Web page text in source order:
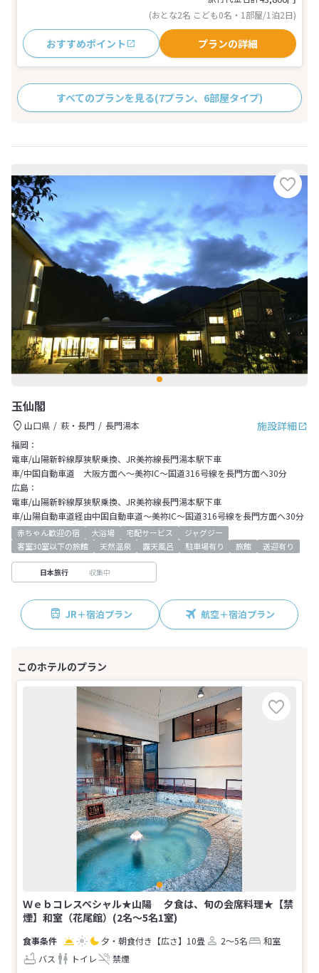
(おとな2名 こども0名・1部屋/1泊2日)
おすすめポイント プランの詳細
すべてのプランを見る(7プラン、6部屋タイプ)
玉仙閣
施設詳細
山口県 萩・長門
長門湯本
福岡：
電車/山陽新幹線厚狭駅乗換、JR美祢線長門湯本駅下車
車/中国自動車道 大阪方面へ～美祢IC～国道316号線を長門方面へ30分
広島：
電車/山陽新幹線厚狭駅乗換、JR美祢線長門湯本駅下車
車/山陽自動車道経由中国自動車道～美祢IC～国道316号線を長門方面へ30分
赤ちゃん歓迎の宿 大浴場 宅配サービス
ジャグジー
客室30室以下の旅館
天然温泉 露天風呂 駐車場有り 旅館 送迎有り
日本旅行 収集中
JR＋宿泊プラン 航空＋宿泊プラン
Ｗｅｂコレスペシャル★山陽 夕食は、旬の会席料理★【禁
煙】和室（花尾館）(2名～5名1室)
夕・朝食付き 【広さ】10畳 2～5名
和室
バス
トイレ 禁煙